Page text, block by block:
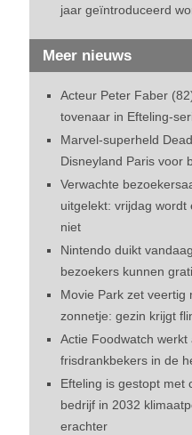
jaar geïntroduceerd
Meer nieuws
Acteur Peter Faber
tovenaar in Efteling-
Marvel-superheld
Disneyland Paris voor
Verwachte
uitgelekt: vrijdag
niet
Nintendo duikt
bezoekers kunnen
Movie Park zet veertig
zonnetje: gezin krijgt
Actie Foodwatch
frisdrankbekers in de
Efteling is gestopt met
bedrijf in 2032
erachter